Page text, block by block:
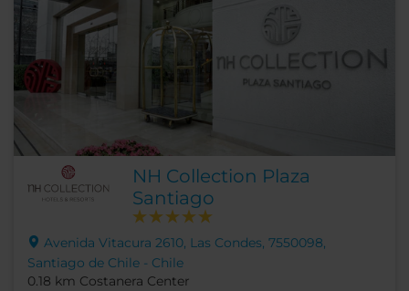
NH Collection Plaza
Santiago
Avenida Vitacura 2610, Las Condes, 7550098,
Santiago de Chile - Chile
0.18 km Costanera Center